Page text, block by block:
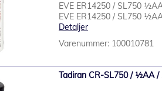
EVE ER14250 / SL750
EVE ER14250 / SL750
Detaljer
Varenummer: 100010781
Tadiran CR-SL750 / ½AA /